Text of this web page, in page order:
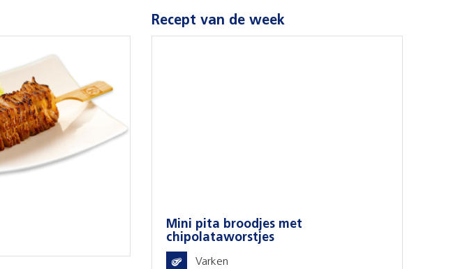
Recept van de week
Mini pita broodjes met
chipolataworstjes
Varken